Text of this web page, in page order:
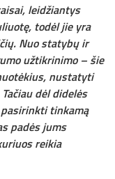
leidžiantys
todėl jie yra
Nuo statybų ir
užtikrinimo – šie
nustatyti
dėl didelės
tinkamą
padės jums
reikia